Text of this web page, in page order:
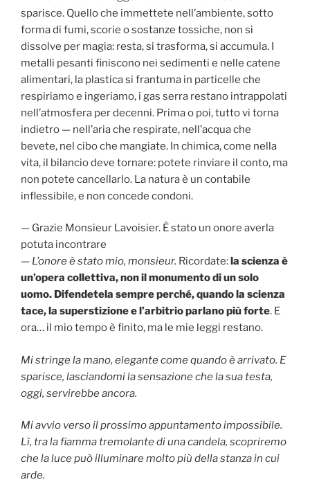
sparisce. Quello che immettete nell’ambiente, sotto
forma di fumi, scorie o sostanze tossiche, non si
dissolve per magia: resta, si trasforma, si accumula. I
metalli pesanti finiscono nei sedimenti e nelle catene
alimentari, la plastica si frantuma in particelle che
respiriamo e ingeriamo, i gas serra restano intrappolati
nell’atmosfera per decenni. Prima o poi, tutto vi torna
indietro — nell’aria che respirate, nell’acqua che
bevete, nel cibo che mangiate. In chimica, come nella
vita, il bilancio deve tornare: potete rinviare il conto, ma
non potete cancellarlo. La natura è un contabile
inflessibile, e non concede condoni.
— Grazie Monsieur Lavoisier. È stato un onore averla
potuta incontrare
— L’onore è stato mio, monsieur. Ricordate:la scienza è
un’opera collettiva, non il monumento di un solo
uomo. Difendetela sempre perché, quando la scienza
tace, la superstizione e l’arbitrio parlano più forte. E
ora… il mio tempo è finito, ma le mie leggi restano.
Mi stringe la mano, elegante come quando è arrivato. E
sparisce, lasciandomi la sensazione che la sua testa,
oggi, servirebbe ancora.
Mi avvio verso il prossimo appuntamento impossibile.
Lì, tra la fiamma tremolante di una candela, scopriremo
che la luce può illuminare molto più della stanza in cui
arde.